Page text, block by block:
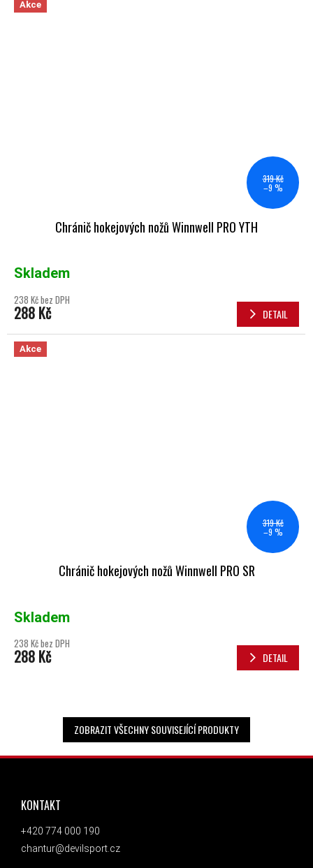
Akce
319 Kč
–9 %
Chránič hokejových nožů Winnwell PRO YTH
Skladem
238 Kč bez DPH
288 Kč DETAIL
Akce
319 Kč
–9 %
Chránič hokejových nožů Winnwell PRO SR
Skladem
238 Kč bez DPH
288 Kč DETAIL
ZOBRAZIT VŠECHNY SOUVISEJÍCÍ PRODUKTY
ZÁPATÍ
KONTAKT
+420 774 000 190
chantur@devilsport.cz